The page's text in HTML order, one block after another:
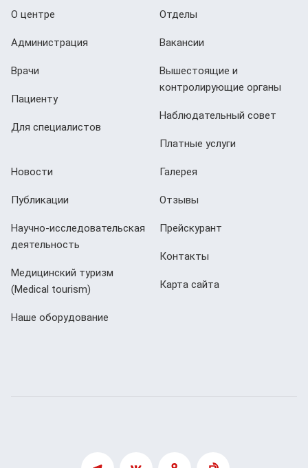
О центре
Администрация
Врачи
Пациенту
Для специалистов
Отделы
Вакансии
Вышестоящие и
контролирующие органы
Наблюдательный совет
Платные услуги
Новости
Публикации
Научно-исследовательская
деятельность
Медицинский туризм
(Мedical tourism)
Наше оборудование
Галерея
Отзывы
Прейскурант
Контакты
Карта сайта